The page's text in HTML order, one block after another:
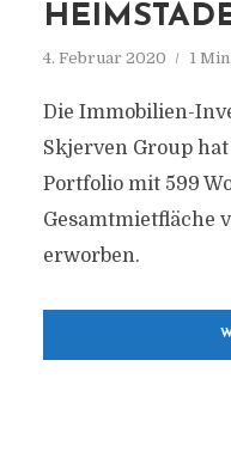
4. Februar 2020 1
Die Immobilien-
Skjerven Group
Portfolio mit 599
Gesamtmietfläche
erworben.